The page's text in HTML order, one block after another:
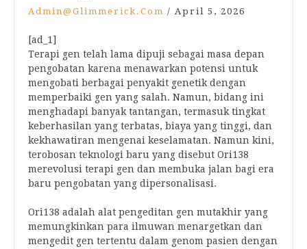
Admin@glimmerick.com / April 5, 2026
[ad_1]
Terapi gen telah lama dipuji sebagai masa depan
pengobatan karena menawarkan potensi untuk
mengobati berbagai penyakit genetik dengan
memperbaiki gen yang salah. Namun, bidang ini
menghadapi banyak tantangan, termasuk tingkat
keberhasilan yang terbatas, biaya yang tinggi, dan
kekhawatiran mengenai keselamatan. Namun kini,
terobosan teknologi baru yang disebut Ori138
merevolusi terapi gen dan membuka jalan bagi era
baru pengobatan yang dipersonalisasi.
Ori138 adalah alat pengeditan gen mutakhir yang
memungkinkan para ilmuwan menargetkan dan
mengedit gen tertentu dalam genom pasien dengan